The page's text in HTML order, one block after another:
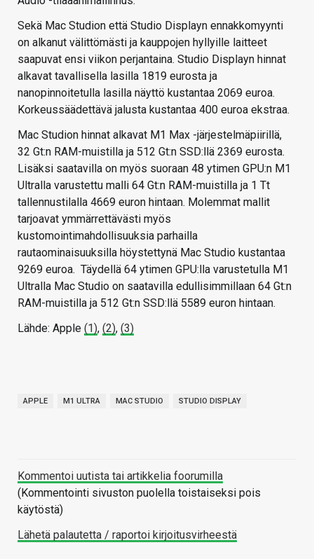
Sekä Mac Studion että Studio Displayn ennakkomyynti
on alkanut välittömästi ja kauppojen hyllyille laitteet
saapuvat ensi viikon perjantaina. Studio Displayn hinnat
alkavat tavallisella lasilla 1819 eurosta ja
nanopinnoitetulla lasilla näyttö kustantaa 2069 euroa.
Korkeussäädettävä jalusta kustantaa 400 euroa ekstraa.
Mac Studion hinnat alkavat M1 Max -järjestelmäpiirillä,
32 Gt:n RAM-muistilla ja 512 Gt:n SSD:llä 2369 eurosta.
Lisäksi saatavilla on myös suoraan 48 ytimen GPU:n M1
Ultralla varustettu malli 64 Gt:n RAM-muistilla ja 1 Tt
tallennustilalla 4669 euron hintaan. Molemmat mallit
tarjoavat ymmärrettävästi myös
kustomointimahdollisuuksia parhailla
rautaominaisuuksilla höystettynä Mac Studio kustantaa
9269 euroa. Täydellä 64 ytimen GPU:lla varustetulla M1
Ultralla Mac Studio on saatavilla edullisimmillaan 64 Gt:n
RAM-muistilla ja 512 Gt:n SSD:llä 5589 euron hintaan.
Lähde: Apple (1), (2), (3)
APPLE M1 ULTRA MAC STUDIO STUDIO DISPLAY
Kommentoi uutista tai artikkelia foorumilla
(Kommentointi sivuston puolella toistaiseksi pois
käytöstä)
Lähetä palautetta / raportoi kirjoitusvirheestä